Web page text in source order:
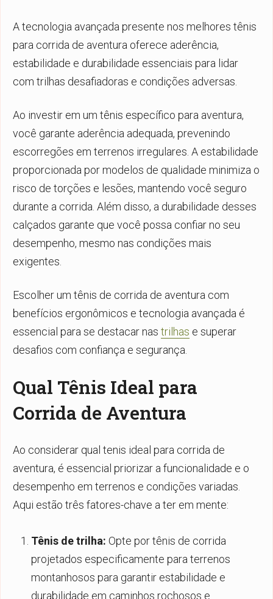
A tecnologia avançada presente nos melhores tênis
para corrida de aventura oferece aderência,
estabilidade e durabilidade essenciais para lidar
com trilhas desafiadoras e condições adversas.
Ao investir em um tênis específico para aventura,
você garante aderência adequada, prevenindo
escorregões em terrenos irregulares. A estabilidade
proporcionada por modelos de qualidade minimiza o
risco de torções e lesões, mantendo você seguro
durante a corrida. Além disso, a durabilidade desses
calçados garante que você possa confiar no seu
desempenho, mesmo nas condições mais
exigentes.
Escolher um tênis de corrida de aventura com
benefícios ergonômicos e tecnologia avançada é
essencial para se destacar nas trilhas e superar
desafios com confiança e segurança.
Qual Tênis Ideal para
Corrida de Aventura
Ao considerar qual tenis ideal para corrida de
aventura, é essencial priorizar a funcionalidade e o
desempenho em terrenos e condições variadas.
Aqui estão três fatores-chave a ter em mente:
Tênis de trilha: Opte por tênis de corrida
projetados especificamente para terrenos
montanhosos para garantir estabilidade e
durabilidade em caminhos rochosos e